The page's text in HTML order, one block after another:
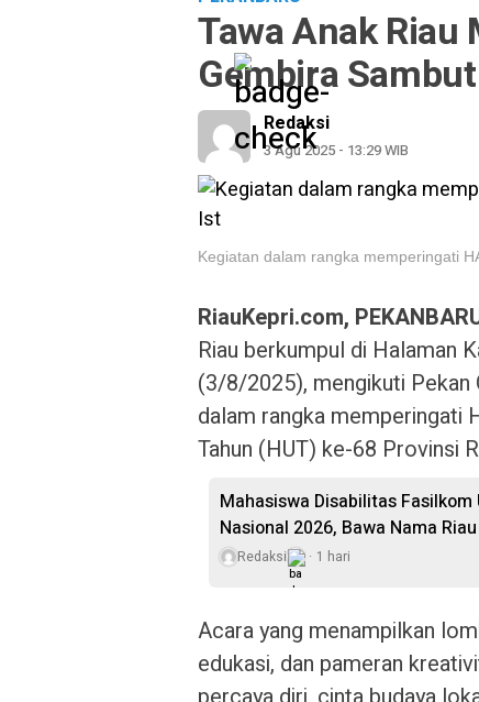
Tawa Anak Riau
Gembira
Redaksi
3 Agu 2025 - 13:29 WIB
Kegiatan dalam rangka memperingati
RiauKepri.com,
Riau berkumpul di Halaman
(3/8/2025), mengikuti Pekan
dalam rangka memperingati
Tahun (HUT) ke-68 Provinsi
Mahasiswa Disabilitas
Nasional 2026, Bawa Nama
Redaksi 1 hari
Acara yang menampilkan
edukasi, dan pameran